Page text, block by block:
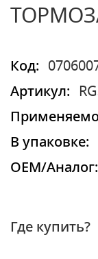
Код:
Артикул:
В упаковке:
OEM/Аналог:
Где купить?